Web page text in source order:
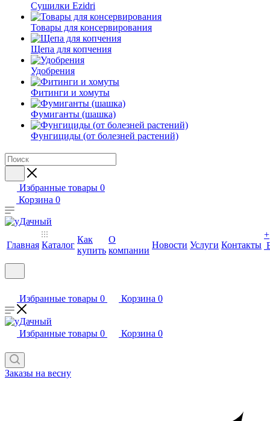
Сушилки Ezidri
Товары для консервирования
Щепа для копчения
Удобрения
Фитинги и хомуты
Фумиганты (шашка)
Фунгициды (от болезней растений)
Избранные товары 0
Корзина 0
Главная Каталог
Как
купить
О
компании
Новости Услуги Контакты
+
Избранные товары 0 Корзина 0
Избранные товары 0 Корзина 0
Заказы на весну